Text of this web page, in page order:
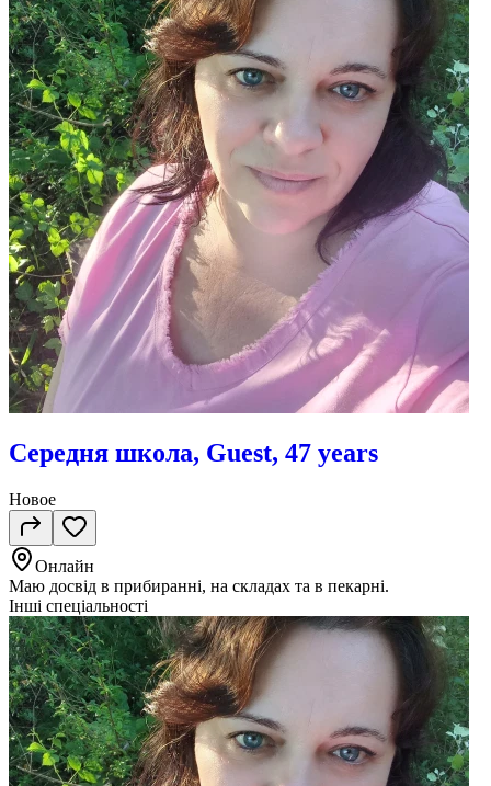
Середня школа, Guest, 47 years
Новое
Онлайн
Маю досвід в прибиранні, на складах та в пекарні.
Інші спеціальності